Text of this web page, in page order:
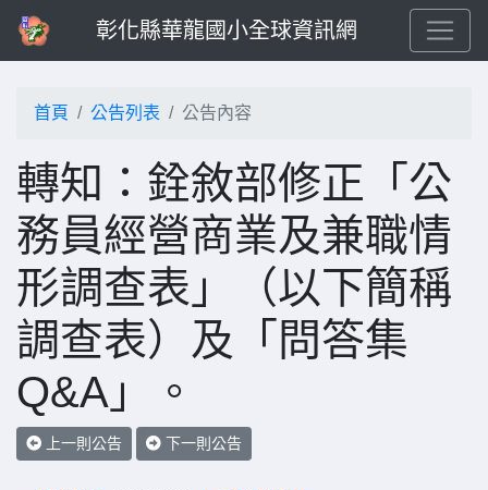
彰化縣華龍國小全球資訊網
首頁 公告列表 公告內容
轉知：銓敘部修正「公
務員經營商業及兼職情
形調查表」（以下簡稱
調查表）及「問答集
Q&A」。
上一則公告 下一則公告